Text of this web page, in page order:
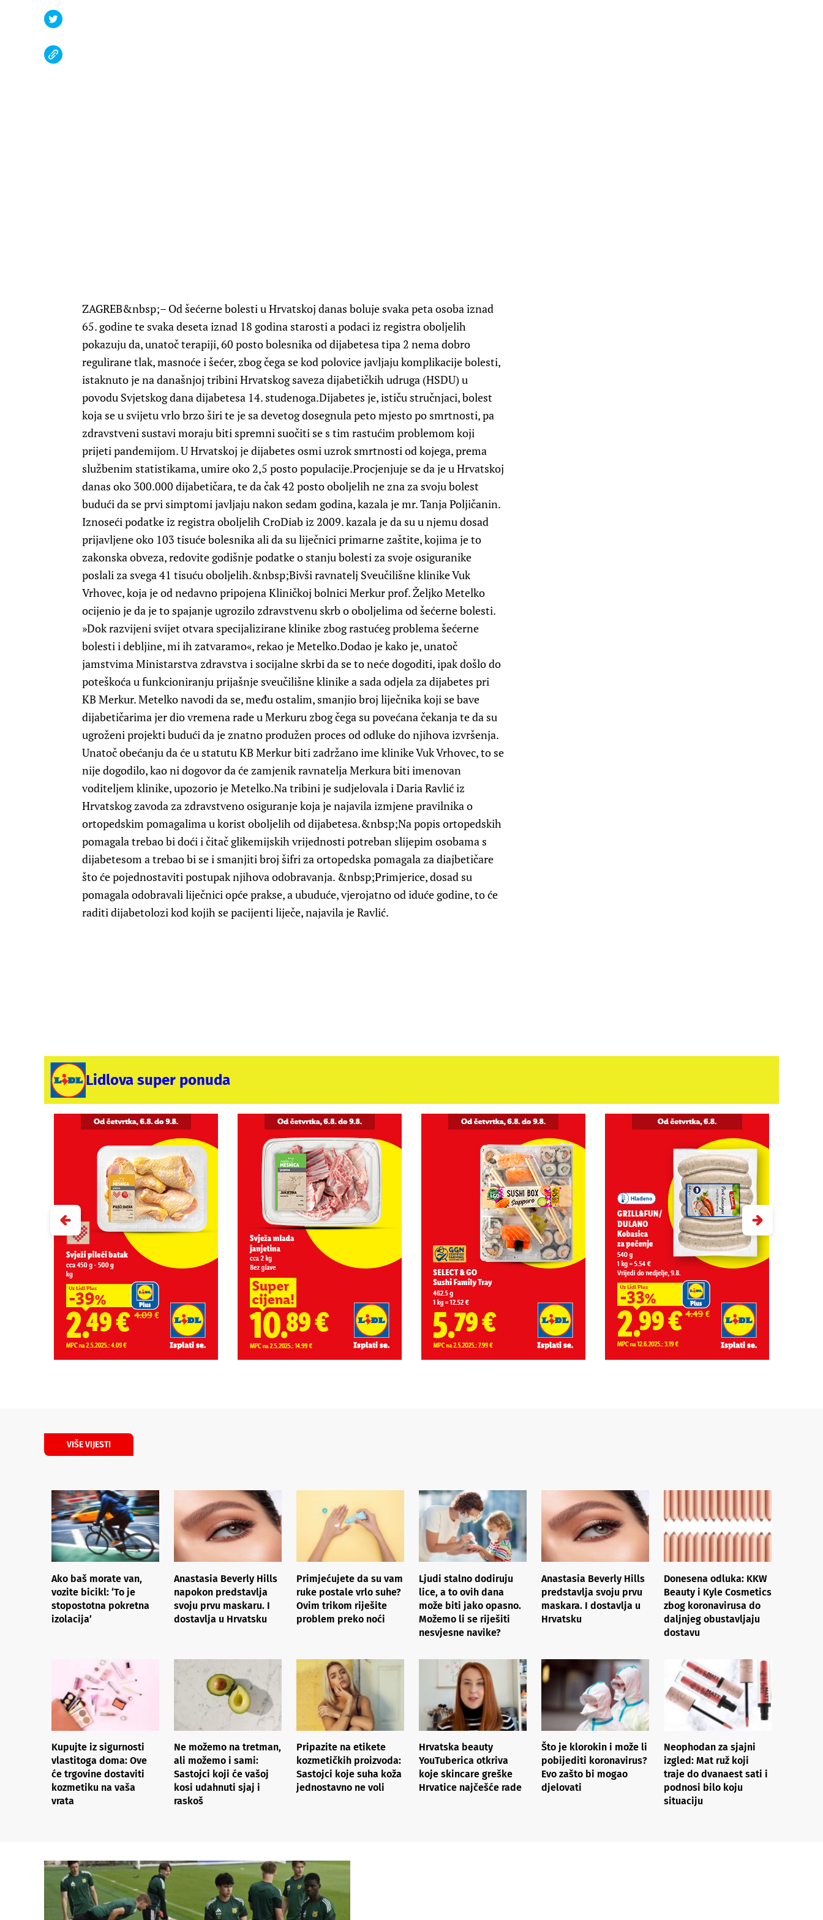
ZAGREB&nbsp;– Od šećerne bolesti u Hrvatskoj danas boluje svaka peta osoba iznad
65. godine te svaka deseta iznad 18 godina starosti a podaci iz registra oboljelih
pokazuju da, unatoč terapiji, 60 posto bolesnika od dijabetesa tipa 2 nema dobro
regulirane tlak, masnoće i šećer, zbog čega se kod polovice javljaju komplikacije bolesti,
istaknuto je na današnjoj tribini Hrvatskog saveza dijabetičkih udruga (HSDU) u
povodu Svjetskog dana dijabetesa 14. studenoga.Dijabetes je, ističu stručnjaci, bolest
koja se u svijetu vrlo brzo širi te je sa devetog dosegnula peto mjesto po smrtnosti, pa
zdravstveni sustavi moraju biti spremni suočiti se s tim rastućim problemom koji
prijeti pandemijom. U Hrvatskoj je dijabetes osmi uzrok smrtnosti od kojega, prema
službenim statistikama, umire oko 2,5 posto populacije.Procjenjuje se da je u Hrvatskoj
danas oko 300.000 dijabetičara, te da čak 42 posto oboljelih ne zna za svoju bolest
budući da se prvi simptomi javljaju nakon sedam godina, kazala je mr. Tanja Poljičanin.
Iznoseći podatke iz registra oboljelih CroDiab iz 2009. kazala je da su u njemu dosad
prijavljene oko 103 tisuće bolesnika ali da su liječnici primarne zaštite, kojima je to
zakonska obveza, redovite godišnje podatke o stanju bolesti za svoje osiguranike
poslali za svega 41 tisuću oboljelih.&nbsp;Bivši ravnatelj Sveučilišne klinike Vuk
Vrhovec, koja je od nedavno pripojena Kliničkoj bolnici Merkur prof. Željko Metelko
ocijenio je da je to spajanje ugrozilo zdravstvenu skrb o oboljelima od šećerne bolesti.
»Dok razvijeni svijet otvara specijalizirane klinike zbog rastućeg problema šećerne
bolesti i debljine, mi ih zatvaramo«, rekao je Metelko.Dodao je kako je, unatoč
jamstvima Ministarstva zdravstva i socijalne skrbi da se to neće dogoditi, ipak došlo do
poteškoća u funkcioniranju prijašnje sveučilišne klinike a sada odjela za dijabetes pri
KB Merkur. Metelko navodi da se, među ostalim, smanjio broj liječnika koji se bave
dijabetičarima jer dio vremena rade u Merkuru zbog čega su povećana čekanja te da su
ugroženi projekti budući da je znatno produžen proces od odluke do njihova izvršenja.
Unatoč obećanju da će u statutu KB Merkur biti zadržano ime klinike Vuk Vrhovec, to se
nije dogodilo, kao ni dogovor da će zamjenik ravnatelja Merkura biti imenovan
voditeljem klinike, upozorio je Metelko.Na tribini je sudjelovala i Daria Ravlić iz
Hrvatskog zavoda za zdravstveno osiguranje koja je najavila izmjene pravilnika o
ortopedskim pomagalima u korist oboljelih od dijabetesa.&nbsp;Na popis ortopedskih
pomagala trebao bi doći i čitač glikemijskih vrijednosti potreban slijepim osobama s
dijabetesom a trebao bi se i smanjiti broj šifri za ortopedska pomagala za diajbetičare
što će pojednostaviti postupak njihova odobravanja. &nbsp;Primjerice, dosad su
pomagala odobravali liječnici opće prakse, a ubuduće, vjerojatno od iduće godine, to će
raditi dijabetolozi kod kojih se pacijenti liječe, najavila je Ravlić.
Lidlova super ponuda
VIŠE VIJESTI
Ako baš morate van,
vozite bicikl: ‘To je
stopostotna pokretna
izolacija’
Anastasia Beverly Hills
napokon predstavlja
svoju prvu maskaru. I
dostavlja u Hrvatsku
Primjećujete da su vam
ruke postale vrlo suhe?
Ovim trikom riješite
problem preko noći
Ljudi stalno dodiruju
lice, a to ovih dana
može biti jako opasno.
Možemo li se riješiti
nesvjesne navike?
Anastasia Beverly Hills
predstavlja svoju prvu
maskara. I dostavlja u
Hrvatsku
Donesena odluka: KKW
Beauty i Kyle Cosmetics
zbog koronavirusa do
daljnjeg obustavljaju
dostavu
Kupujte iz sigurnosti
vlastitoga doma: Ove
će trgovine dostaviti
kozmetiku na vaša
vrata
Ne možemo na tretman,
ali možemo i sami:
Sastojci koji će vašoj
kosi udahnuti sjaj i
raskoš
Pripazite na etikete
kozmetičkih proizvoda:
Sastojci koje suha koža
jednostavno ne voli
Hrvatska beauty
YouTuberica otkriva
koje skincare greške
Hrvatice najčešće rade
Što je klorokin i može li
pobijediti koronavirus?
Evo zašto bi mogao
djelovati
Neophodan za sjajni
izgled: Mat ruž koji
traje do dvanaest sati i
podnosi bilo koju
situaciju